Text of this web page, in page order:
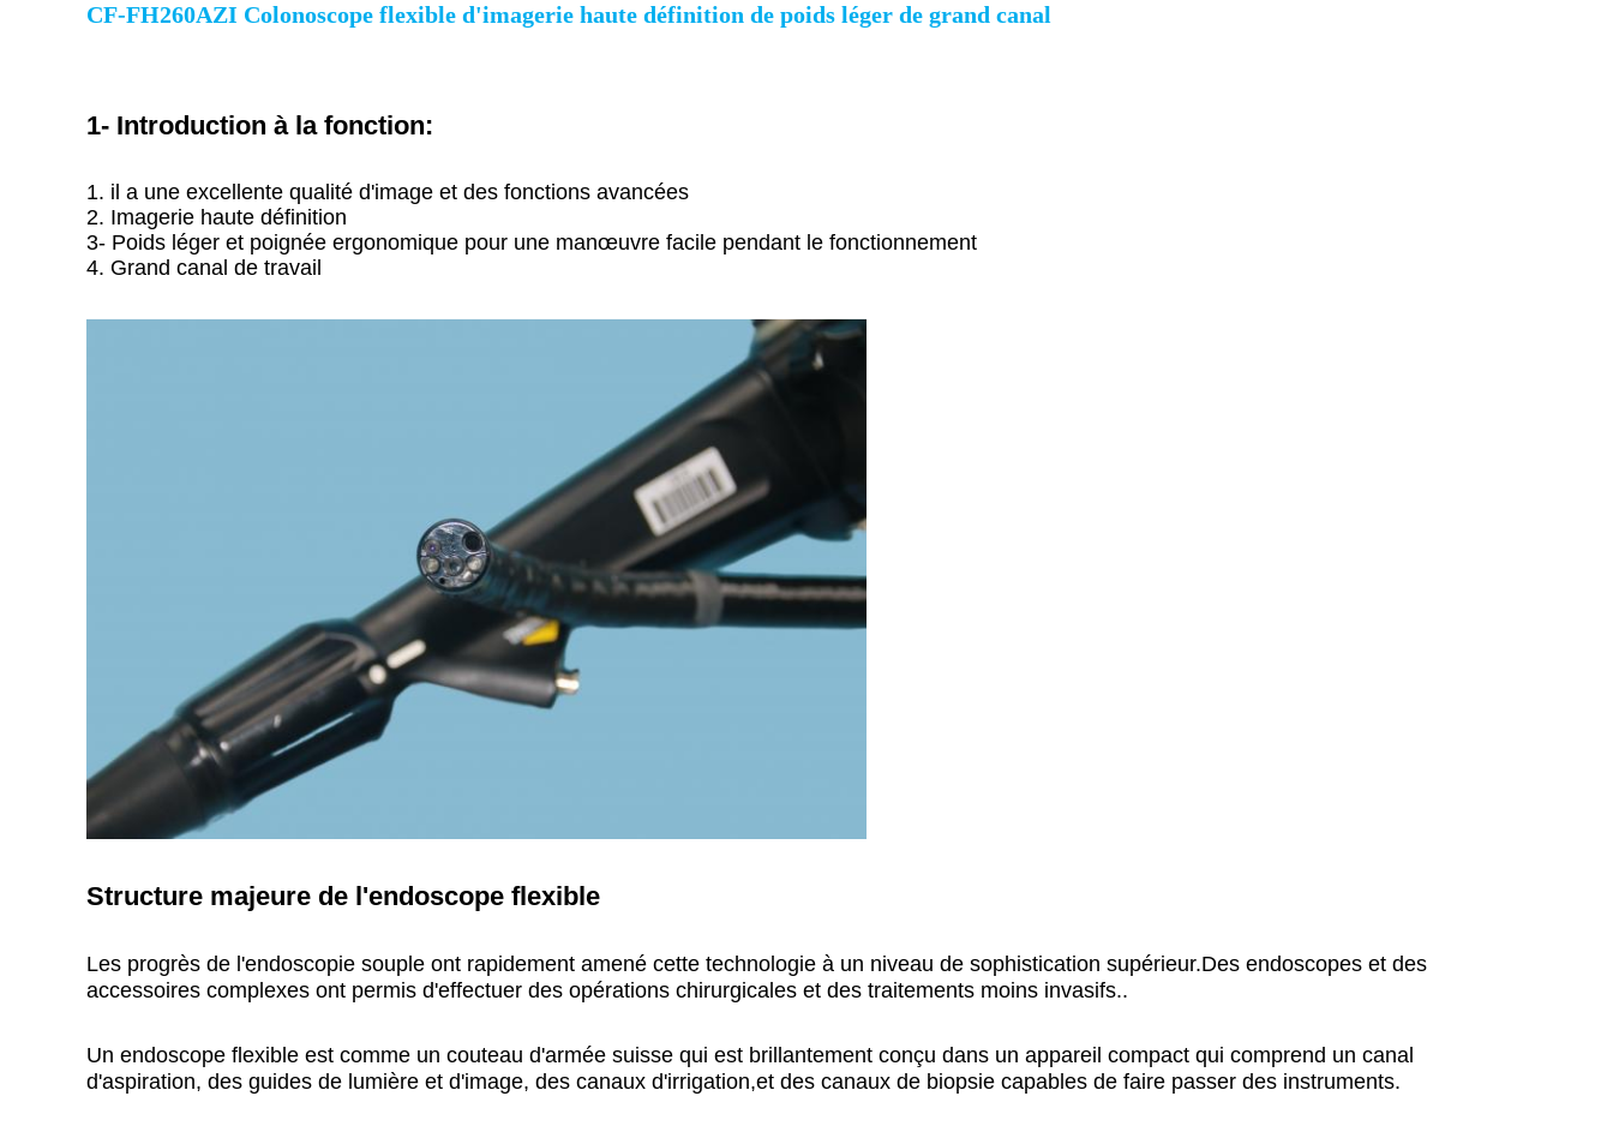
CF-FH260AZI Colonoscope flexible d'imagerie haute définition de poids léger de grand canal
1- Introduction à la fonction:
1. il a une excellente qualité d'image et des fonctions avancées
2. Imagerie haute définition
3- Poids léger et poignée ergonomique pour une manœuvre facile pendant le fonctionnement
4. Grand canal de travail
Structure majeure de l'endoscope flexible
Les progrès de l'endoscopie souple ont rapidement amené cette technologie à un niveau de sophistication supérieur.Des endoscopes et des
accessoires complexes ont permis d'effectuer des opérations chirurgicales et des traitements moins invasifs..
Un endoscope flexible est comme un couteau d'armée suisse qui est brillantement conçu dans un appareil compact qui comprend un canal
d'aspiration, des guides de lumière et d'image, des canaux d'irrigation,et des canaux de biopsie capables de faire passer des instruments.